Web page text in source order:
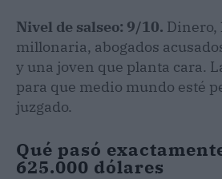
Nivel de salseo: 9/10. Dinero,
millonaria, abogados
y una joven que planta cara.
para que medio mundo esté
juzgado.
Qué pasó
625.000 dólares